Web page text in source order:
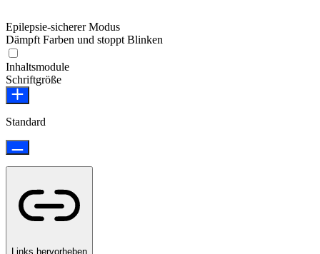
Epilepsie-sicherer Modus
Dämpft Farben und stoppt Blinken
Inhaltsmodule
Schriftgröße
Standard
Links hervorheben